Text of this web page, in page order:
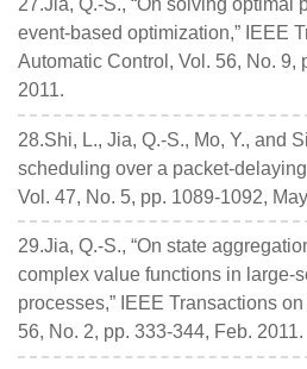
27.Jia, Q.-S., “On solving optimal
event-based optimization,” IEEE
Automatic Control, Vol. 56, No. 9,
2011.
28.Shi, L., Jia, Q.-S., Mo, Y., and
scheduling over a packet-
Vol. 47, No. 5, pp. 1089-1092,
29.Jia, Q.-S., “On state
complex value functions in large-
processes,” IEEE Transactions
56, No. 2, pp. 333-344, Feb. 2011.